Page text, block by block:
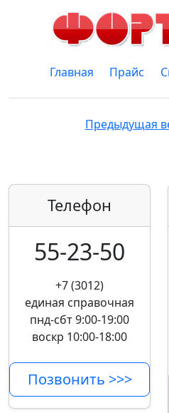
Главная Прайс
Предыдущая
Телефон
55-23-50
+7 (3012)
единая справочная
пнд-сбт 9:00-19:00
воскр 10:00-18:00
Позвонить >>>